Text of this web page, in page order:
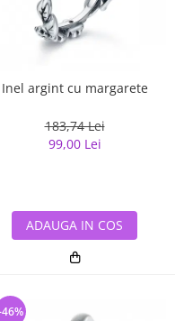
Inel argint cu margarete
183,74 Lei
99,00 Lei
ADAUGA IN COS